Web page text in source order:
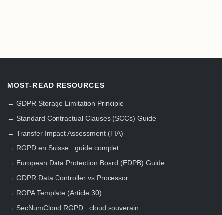
MOST-READ RESOURCES
→ GDPR Storage Limitation Principle
→ Standard Contractual Clauses (SCCs) Guide
→ Transfer Impact Assessment (TIA)
→ RGPD en Suisse : guide complet
→ European Data Protection Board (EDPB) Guide
→ GDPR Data Controller vs Processor
→ ROPA Template (Article 30)
→ SecNumCloud RGPD : cloud souverain